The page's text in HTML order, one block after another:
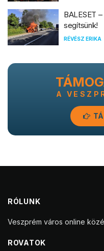
BALESET
segítsünk!
RÉVÉSZ ERIKA
A
RÓLUNK
Veszprém város online
ROVATOK